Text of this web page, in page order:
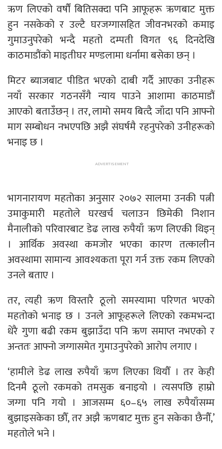
ऋण लिएको वर्षौं बितिसक्दा पनि आफूहरू ऋणबाट मुक्त
हुन नसकेको र उल्टै घरजग्गासहित जीवनभरको कमाइ
गुमाउनुपरेको भन्दै महतो दम्पती विगत ९६ दिनदेखि
काठमाडौंको माइतीघर मण्डलामा धर्नामा बसेका छन् ।
मिटर ब्याजबाट पीडित भएको दाबी गर्दै आएका उनीहरू
नयाँ सरकार गठनसँगै न्याय पाउने आशामा काठमाडौं
आएको बताउँछन् । तर, लामो समय बित्दै जाँदा पनि आफ्नो
माग सम्बोधन नभएपछि अझै संघर्षमै रहनुपरेको उनीहरूको
भनाइ छ ।
भागनारायण महतोका अनुसार २०७२ सालमा उनकी पत्नी
उमाकुमारी महतोले घरखर्च चलाउन छिमेकी निशान
मैनालीको परिवारबाट डेढ लाख रुपैयाँ ऋण लिएकी थिइन्
। आर्थिक अवस्था कमजोर भएका कारण तत्कालीन
अवस्थामा सामान्य आवश्यकता पूरा गर्न उक्त रकम लिएको
उनले बताए ।
तर, त्यही ऋण विस्तारै ठूलो समस्यामा परिणत भएको
महतोको भनाइ छ । उनले आफूहरूले लिएको रकमभन्दा
धेरै गुणा बढी रकम बुझाउँदा पनि ऋण समाप्त नभएको र
अन्ततः आफ्नो जग्गासमेत गुमाउनुपरेको आरोप लगाए ।
‘हामीले डेढ लाख रुपैयाँ ऋण लिएका थियौँ । तर केही
दिनमै ठूलो रकमको तमसुक बनाइयो । त्यसपछि हाम्रो
जग्गा पनि गयो । आजसम्म ६०–६५ लाख रुपैयाँसम्म
बुझाइसकेका छौँ, तर अझै ऋणबाट मुक्त हुन सकेका छैनौँ,’
महतोले भने ।